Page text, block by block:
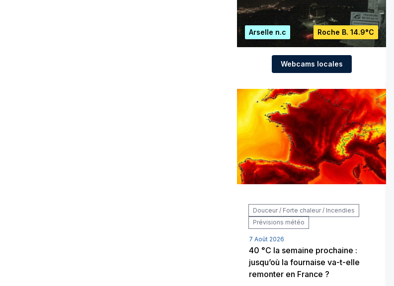
Arselle n.c Roche B. 14.9°C
Webcams locales
Douceur / Forte chaleur / Incendies
Prévisions météo
7 Août 2026
40 °C la semaine prochaine :
jusqu’où la fournaise va-t-elle
remonter en France ?